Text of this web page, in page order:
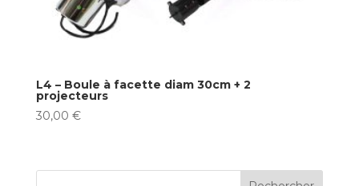
L4 – Boule à facette diam 30cm + 2
projecteurs
30,00 €